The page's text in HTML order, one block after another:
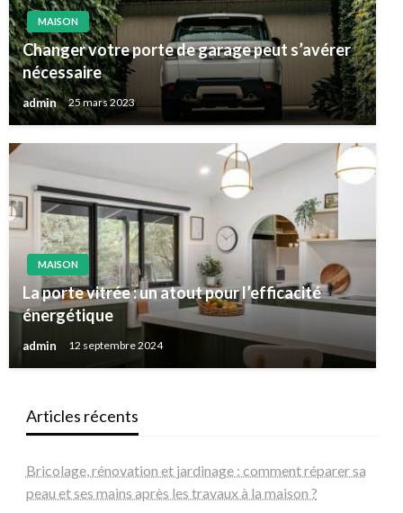
MAISON
Changer votre porte de garage peut s’avérer
nécessaire
admin 25 mars 2023
MAISON
La porte vitrée : un atout pour l’efficacité
énergétique
admin 12 septembre 2024
Articles récents
Bricolage, rénovation et jardinage : comment réparer sa
peau et ses mains après les travaux à la maison ?